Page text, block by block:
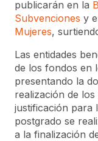
publicarán en la
Subvenciones y
Mujeres,
Las entidades
de los fondos en
presentando la
realización de
justificación para
postgrado se
a la finalización